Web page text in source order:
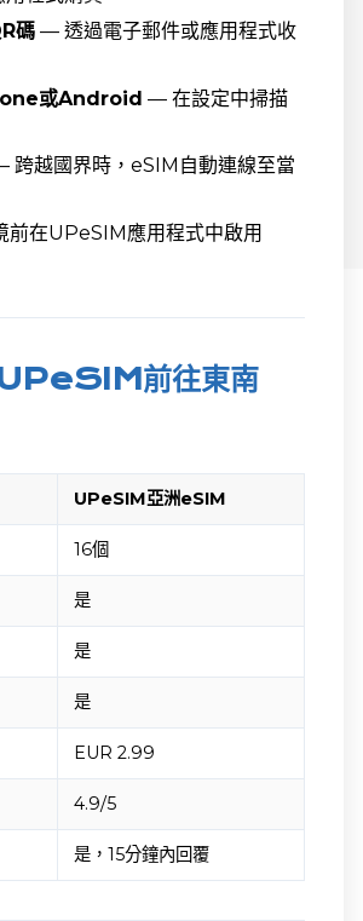
碼 — 透過電子郵件或應用程式收
或Android — 在設定中掃描
越國界時，eSIM自動連線至當
前在UPeSIM應用程式中啟用
前往東南
UPeSIM亞洲eSIM
16個
是
是
是
EUR 2.99
4.9/5
是，15分鐘內回覆